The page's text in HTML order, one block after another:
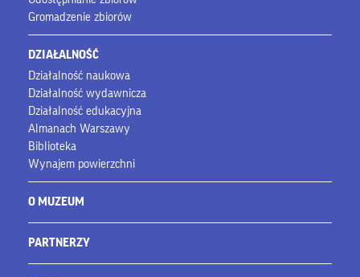
Gromadzenie zbiorów
DZIAŁALNOŚĆ
Działalność naukowa
Działalność wydawnicza
Działalność edukacyjna
Almanach Warszawy
Biblioteka
Wynajem powierzchni
O MUZEUM
PARTNERZY